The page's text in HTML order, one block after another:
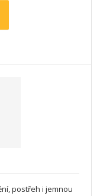
postřeh i jemnou